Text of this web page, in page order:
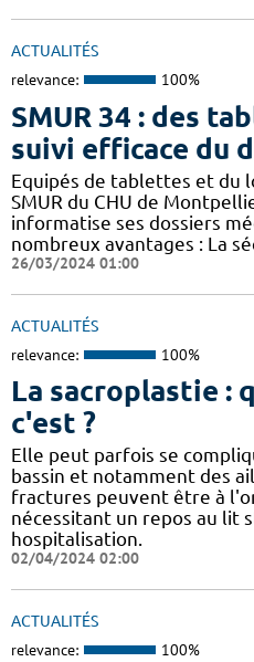
ACTUALITÉS
relevance: 100%
SMUR 34 : des
suivi efficace du
​​Equipés de tablettes et du
SMUR du CHU de
informatise ses dossiers
nombreux avantages : ​​La
26/03/2024 01:00
ACTUALITÉS
relevance: 100%
La sacroplastie :
c'est ?
Elle peut parfois se
bassin et notamment des
fractures peuvent être à
nécessitant un repos au lit
hospitalisation.
02/04/2024 02:00
ACTUALITÉS
relevance: 100%